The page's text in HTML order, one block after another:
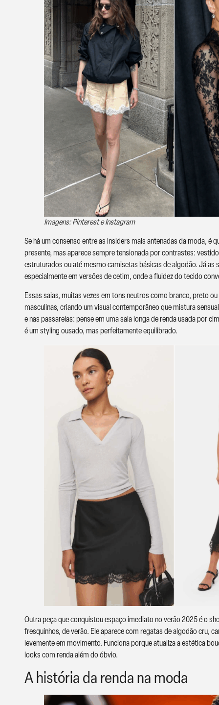
Imagens: Pinterest e Instagram
Se há um consenso entre as insiders mais antenadas da moda,
presente, mas aparece sempre tensionada por contrastes:
estruturados ou até mesmo camisetas básicas de algodão. Já
especialmente em versões de cetim, onde a fluidez do tecido
Essas saias, muitas vezes em tons neutros como branco, preto
masculinas, criando um visual contemporâneo que mistura
e nas passarelas: pense em uma saia longa de renda usada por
é um styling ousado, mas perfeitamente equilibrado.
Outra peça que conquistou espaço imediato no verão 2025 é o
fresquinhos, de verão. Ele aparece com regatas de algodão cru,
levemente em movimento. Funciona porque atualiza a estética
looks com renda além do óbvio.
A história da renda na moda